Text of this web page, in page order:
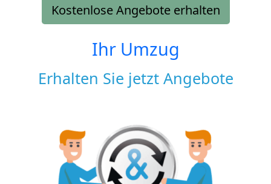
Kostenlose Angebote erhalten
Ihr Umzug
Erhalten Sie jetzt Angebote